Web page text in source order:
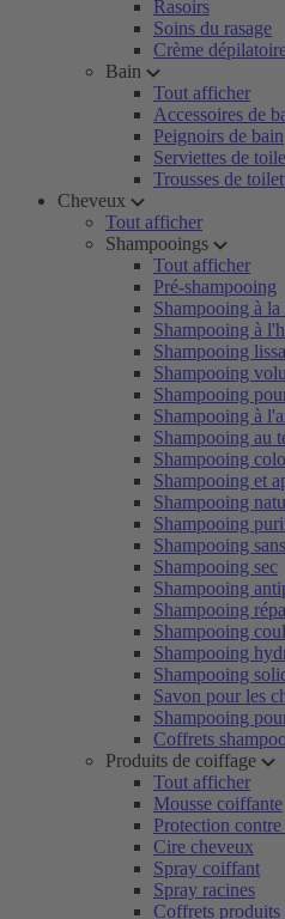
Rasoirs
Soins du rasage
Crème
Bain
Tout afficher
Accessoires de
Peignoirs de bain
Serviettes de
Trousses de
Cheveux
Tout afficher
Shampooings
Tout afficher
Pré-shampooing
Shampooing à la
Shampooing à
Shampooing
Shampooing
Shampooing
Shampooing à
Shampooing au
Shampooing
Shampooing et
Shampooing
Shampooing
Shampooing
Shampooing sec
Shampooing
Shampooing
Shampooing
Shampooing
Shampooing
Savon pour les
Shampooing
Coffrets
Produits de coiffage
Tout afficher
Mousse coiffante
Protection
Cire cheveux
Spray coiffant
Spray racines
Coffrets produits